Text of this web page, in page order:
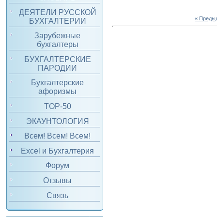
ДЕЯТЕЛИ РУССКОЙ
БУХГАЛТЕРИИ
Зарубежные
бухгалтеры
БУХГАЛТЕРСКИЕ
ПАРОДИИ
Бухгалтерские
афоризмы
TOP-50
ЭКАУНТОЛОГИЯ
Всем! Всем! Всем!
Excel и Бухгалтерия
Форум
Отзывы
Связь
«